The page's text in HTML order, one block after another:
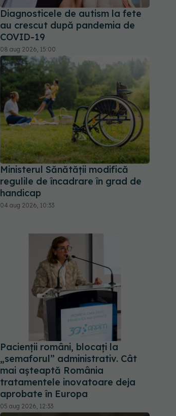
Diagnosticele de autism la fete
au crescut după pandemia de
COVID-19
08 aug 2026, 15:00
Ministerul Sănătății modifică
regulile de încadrare în grad de
handicap
04 aug 2026, 10:33
Pacienții români, blocați la
„semaforul” administrativ. Cât
mai așteaptă România
tratamentele inovatoare deja
aprobate în Europa
05 aug 2026, 12:33